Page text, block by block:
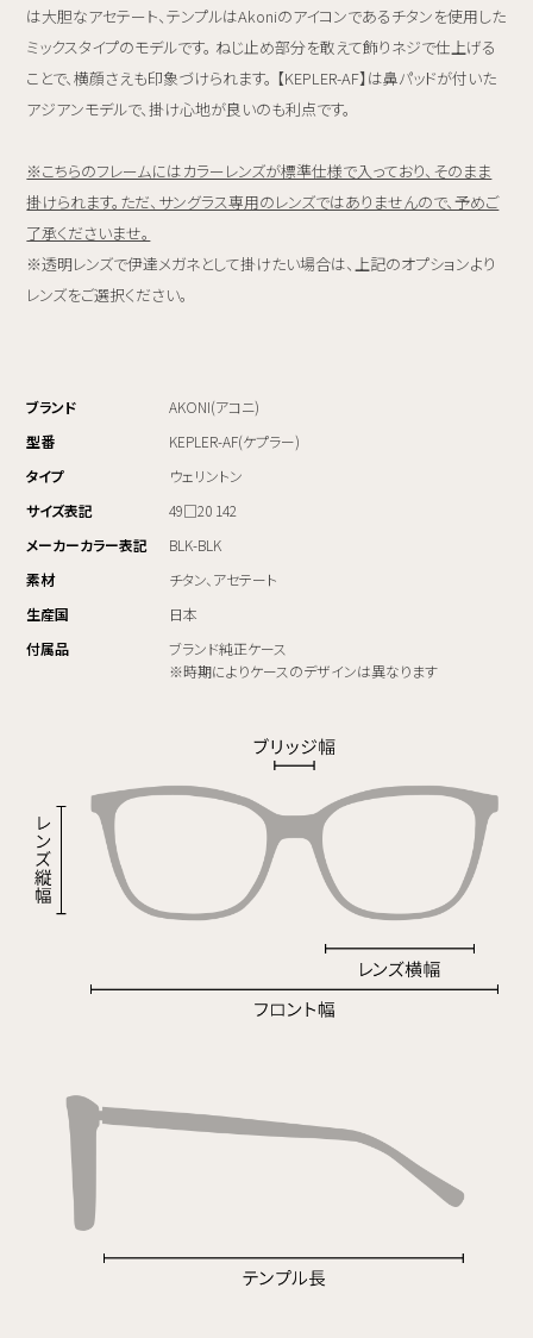
は大胆なアセテート、テンプルはAkoniのアイコンであるチタンを使用した
ミックスタイプのモデルです。 ねじ止め部分を敢えて飾りネジで仕上げる
ことで、横顔さえも印象づけられます。 【KEPLER-AF】は鼻パッドが付いた
アジアンモデルで、掛け心地が良いのも利点です。
※こちらのフレームにはカラーレンズが標準仕様で入っており、そのまま
掛けられます。ただ、サングラス専用のレンズではありませんので、予めご
了承くださいませ。
※透明レンズで伊達メガネとして掛けたい場合は、上記のオプションより
レンズをご選択ください。
ブランド
AKONI(アコニ)
型番
KEPLER-AF(ケプラー)
タイプ
ウェリントン
サイズ表記
49□20 142
メーカーカラー表記
BLK-BLK
素材
チタン、アセテート
生産国
日本
付属品
ブランド純正ケース
※時期によりケースのデザインは異なります